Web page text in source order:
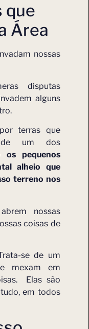
que
Área
nossas
disputas
alguns
terras que
de um dos
os pequenos
alheio que
terreno nos
nossas
coisas de
se de um
mexam em
Elas são
em todos